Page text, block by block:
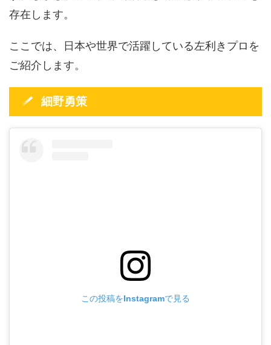
存在します。
ここでは、日本や世界で活躍している左利きプロを
ご紹介します。
細野勇策
この投稿をInstagramで見る